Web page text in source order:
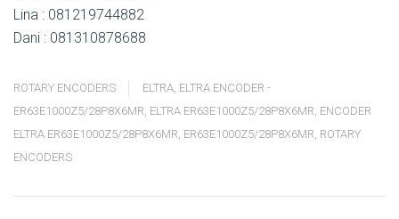
Lina : 081219744882
Dani : 081310878688
ROTARY ENCODERS ELTRA, ELTRA ENCODER -
ER63E1000Z5/28P8X6MR, ELTRA ER63E1000Z5/28P8X6MR, ENCODER
ELTRA ER63E1000Z5/28P8X6MR, ER63E1000Z5/28P8X6MR, ROTARY
ENCODERS